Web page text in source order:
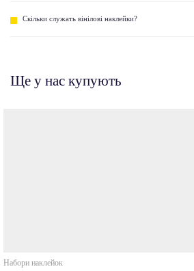
Скільки служать вінілові наклейки?
Ще у нас купують
Набори наклейок